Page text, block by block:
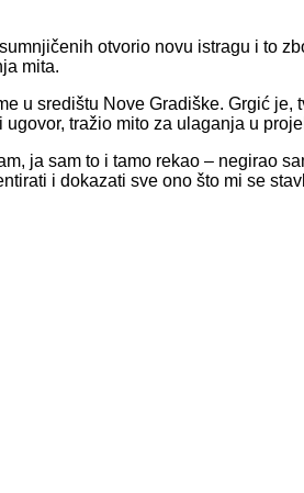
otvorio novu istragu i to
mita.
u središtu Nove Gradiške. Grgić je,
tražio mito za ulaganja u
ja sam to i tamo rekao – negirao
i dokazati sve ono što mi se